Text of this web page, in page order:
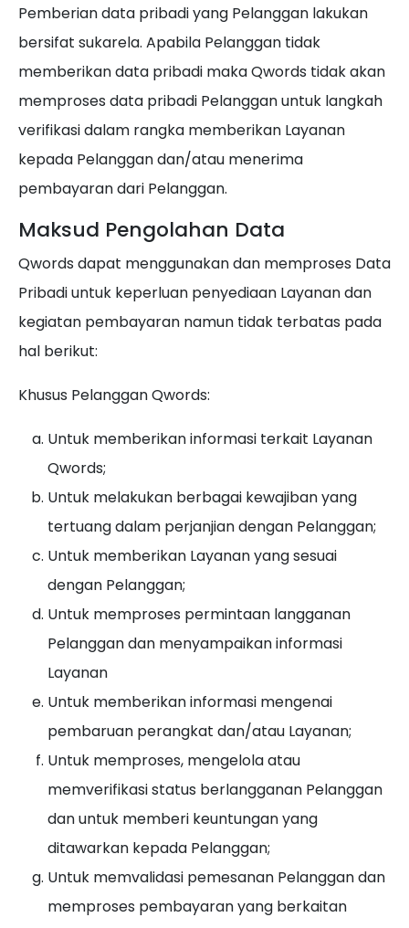
Pemberian data pribadi yang Pelanggan lakukan
bersifat sukarela. Apabila Pelanggan tidak
memberikan data pribadi maka Qwords tidak akan
memproses data pribadi Pelanggan untuk langkah
verifikasi dalam rangka memberikan Layanan
kepada Pelanggan dan/atau menerima
pembayaran dari Pelanggan.
Maksud Pengolahan Data
Qwords dapat menggunakan dan memproses Data
Pribadi untuk keperluan penyediaan Layanan dan
kegiatan pembayaran namun tidak terbatas pada
hal berikut:
Khusus Pelanggan Qwords:
Untuk memberikan informasi terkait Layanan
Qwords;
Untuk melakukan berbagai kewajiban yang
tertuang dalam perjanjian dengan Pelanggan;
Untuk memberikan Layanan yang sesuai
dengan Pelanggan;
Untuk memproses permintaan langganan
Pelanggan dan menyampaikan informasi
Layanan
Untuk memberikan informasi mengenai
pembaruan perangkat dan/atau Layanan;
Untuk memproses, mengelola atau
memverifikasi status berlangganan Pelanggan
dan untuk memberi keuntungan yang
ditawarkan kepada Pelanggan;
Untuk memvalidasi pemesanan Pelanggan dan
memproses pembayaran yang berkaitan